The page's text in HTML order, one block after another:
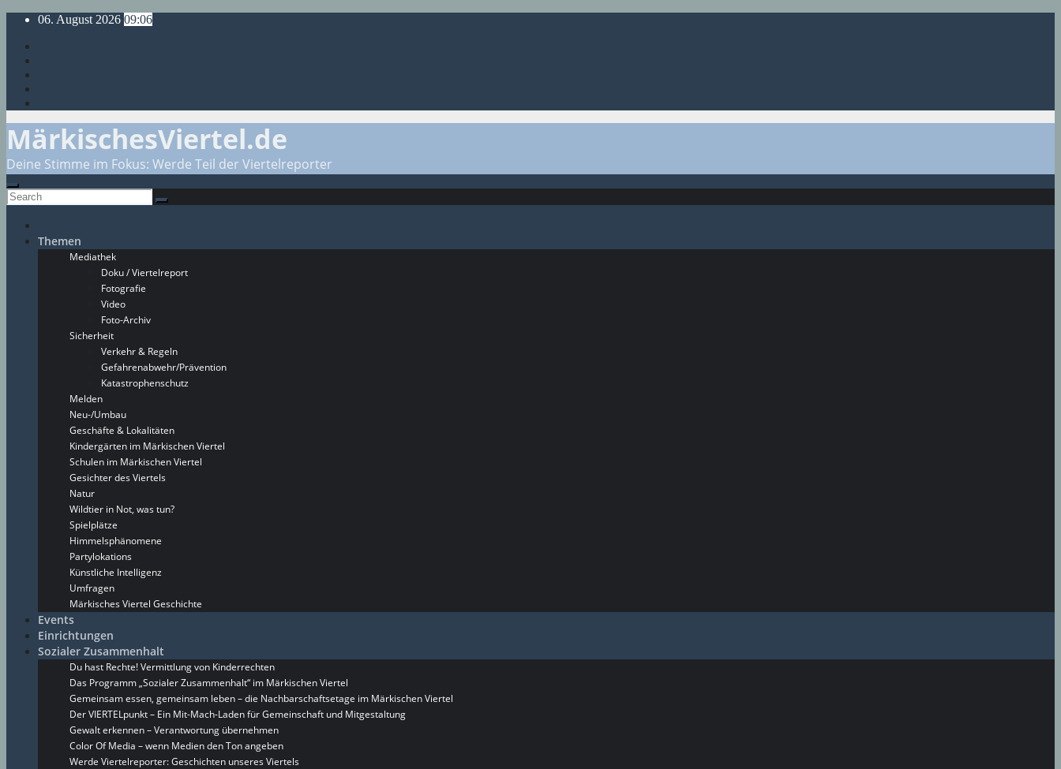
Skip
content
06. August 2026 09:06
MärkischesViertel.de
Deine Stimme im Fokus: Werde Teil der Viertelreporter
Themen
Mediathek
Doku / Viertelreport
Fotografie
Video
Foto-Archiv
Sicherheit
Verkehr & Regeln
Gefahrenabwehr/Prävention
Katastrophenschutz
Melden
Neu-/Umbau
Geschäfte & Lokalitäten
Kindergärten im Märkischen Viertel
Schulen im Märkischen Viertel
Gesichter des Viertels
Natur
Wildtier in Not, was tun?
Spielplätze
Himmelsphänomene
Partylokations
Künstliche Intelligenz
Umfragen
Märkisches Viertel Geschichte
Events
Einrichtungen
Sozialer Zusammenhalt
Du hast Rechte! Vermittlung von Kinderrechten
Das Programm „Sozialer Zusammenhalt“ im Märkischen Viertel
Gemeinsam essen, gemeinsam leben – die Nachbarschaftsetage im Märkischen Viertel
Der VIERTELpunkt – Ein Mit-Mach-Laden für Gemeinschaft und Mitgestaltung
Gewalt erkennen – Verantwortung übernehmen
Color Of Media – wenn Medien den Ton angeben
Werde Viertelreporter: Geschichten unseres Viertels